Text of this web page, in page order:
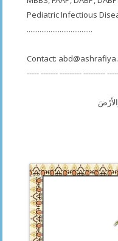
Pediatric Infectious
....................................
Contact:
----- ------- --------- ---------